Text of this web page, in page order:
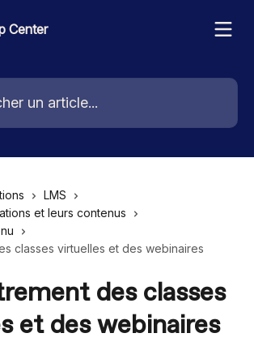
LMS
et leurs contenus
classes virtuelles et des webinaires
des classes
et des webinaires